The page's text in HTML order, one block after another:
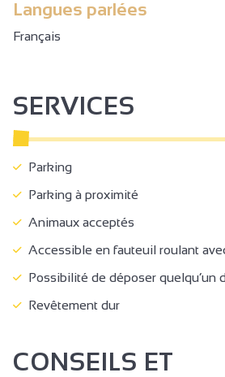
Langues parlées
Français
SERVICES
Parking
Parking à proximité
Animaux acceptés
Accessible en fauteuil roulant
Possibilité de déposer quelqu’un
Revêtement dur
CONSEILS ET